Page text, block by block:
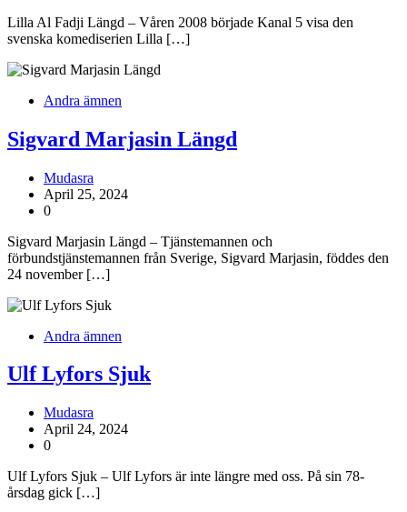
Lilla Al Fadji Längd – Våren 2008 började Kanal 5 visa den
svenska komediserien Lilla […]
Andra ämnen
Sigvard Marjasin Längd
Mudasra
April 25, 2024
0
Sigvard Marjasin Längd – Tjänstemannen och
förbundstjänstemannen från Sverige, Sigvard Marjasin, föddes den
24 november […]
Andra ämnen
Ulf Lyfors Sjuk
Mudasra
April 24, 2024
0
Ulf Lyfors Sjuk – Ulf Lyfors är inte längre med oss. På sin 78-
årsdag gick […]